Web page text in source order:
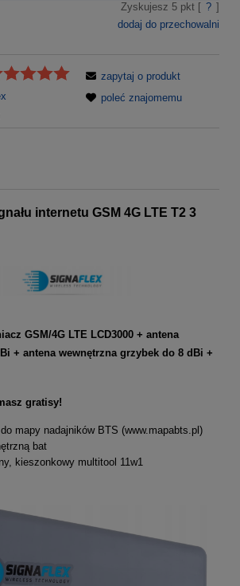
Zyskujesz 5pkt [ ? ]
dodaj do przechowalni
zapytaj o produkt
poleć znajomemu
internetu GSM 4G LTE T2 3
GSM/4G LTE LCD3000 + antena
+ antena wewnętrzna grzybek do 8 dBi +
gratisy!
mapy nadajników BTS (www.mapabts.pl)
bat
kieszonkowy multitool 11w1